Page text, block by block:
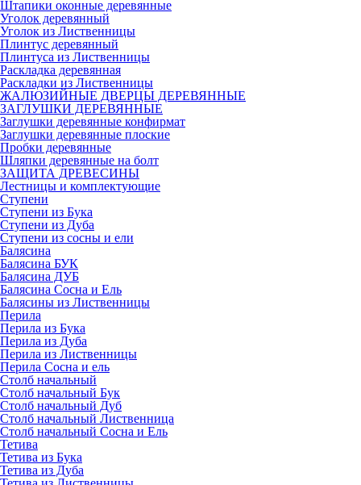
Штапики оконные деревянные
Уголок деревянный
Уголок из Лиственницы
Плинтус деревянный
Плинтуса из Лиственницы
Раскладка деревянная
Раскладки из Лиственницы
ЖАЛЮЗИЙНЫЕ ДВЕРЦЫ ДЕРЕВЯННЫЕ
ЗАГЛУШКИ ДЕРЕВЯННЫЕ
Заглушки деревянные конфирмат
Заглушки деревянные плоские
Пробки деревянные
Шляпки деревянные на болт
ЗАЩИТА ДРЕВЕСИНЫ
Лестницы и комплектующие
Ступени
Ступени из Бука
Ступени из Дуба
Ступени из сосны и ели
Балясина
Балясина БУК
Балясина ДУБ
Балясина Сосна и Ель
Балясины из Лиственницы
Перила
Перила из Бука
Перила из Дуба
Перила из Лиственницы
Перила Сосна и ель
Столб начальный
Столб начальный Бук
Столб начальный Дуб
Столб начальный Лиственница
Столб начальный Сосна и Ель
Тетива
Тетива из Бука
Тетива из Дуба